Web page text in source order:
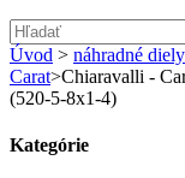
Úvod > náhradné diely
Carat>Chiaravalli -
(520-5-8x1-4)
Kategórie